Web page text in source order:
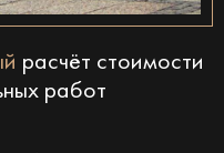
расчёт стоимости
работ